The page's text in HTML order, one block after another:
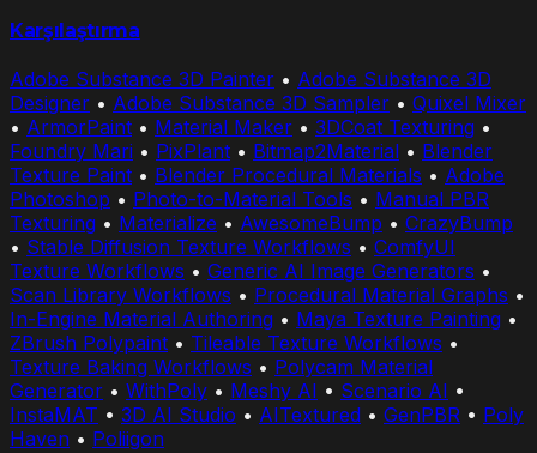
Karşılaştırma
Adobe Substance 3D Painter • Adobe Substance 3D
Designer • Adobe Substance 3D Sampler • Quixel Mixer
• ArmorPaint • Material Maker • 3DCoat Texturing •
Foundry Mari • PixPlant • Bitmap2Material • Blender
Texture Paint • Blender Procedural Materials • Adobe
Photoshop • Photo-to-Material Tools • Manual PBR
Texturing • Materialize • AwesomeBump • CrazyBump
• Stable Diffusion Texture Workflows • ComfyUI
Texture Workflows • Generic AI Image Generators •
Scan Library Workflows • Procedural Material Graphs •
In-Engine Material Authoring • Maya Texture Painting •
ZBrush Polypaint • Tileable Texture Workflows •
Texture Baking Workflows • Polycam Material
Generator • WithPoly • Meshy AI • Scenario AI •
InstaMAT • 3D AI Studio • AITextured • GenPBR • Poly
Haven • Poliigon